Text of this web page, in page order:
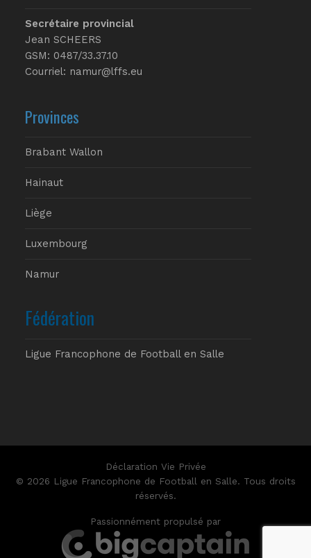
Secrétaire provincial
Jean SCHEERS
GSM: 0487/33.37.10
Courriel: namur@lffs.eu
Provinces
Brabant Wallon
Hainaut
Liège
Luxembourg
Namur
Fédération
Ligue Francophone de Football en Salle
Déclaration Vie Privée
© 2026 Ligue Francophone de Football en Salle. Tous droits
réservés.
Passionnément propulsé par